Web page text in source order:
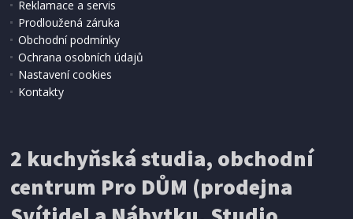
199 Kč Přidat do košíku
Reklamace a servis
Prodloužená záruka
Obchodní podmínky
Ochrana osobních údajů
Nastavení cookies
Kontakty
2 kuchyňská studia, obchodní
centrum Pro DŮM (prodejna